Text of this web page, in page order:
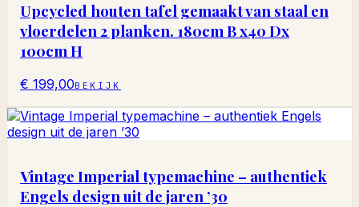
Upcycled houten tafel gemaakt van staal en
vloerdelen 2 planken. 180cm B x40 Dx
100cm H
€ 199,00BEKIJK
Vintage Imperial typemachine – authentiek
Engels design uit de jaren ’30